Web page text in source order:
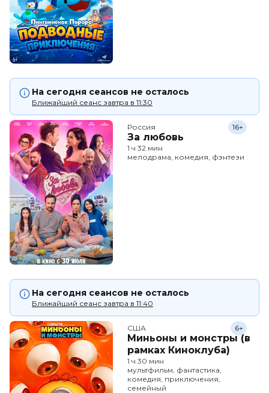
На сегодня сеансов не осталось
Ближайший сеанс завтра в 11:30
Россия
За любовь
16+
1 ч 32 мин
мелодрама, комедия, фэнтези
На сегодня сеансов не осталось
Ближайший сеанс завтра в 11:40
США
Миньоны и монстры (в
рамках Киноклуба)
6+
1 ч 30 мин
мультфильм, фантастика,
комедия, приключения,
семейный